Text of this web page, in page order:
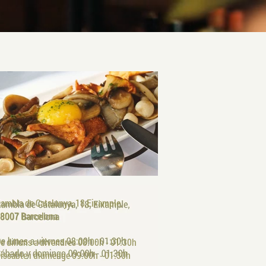
de Catalunya, 18,Eixample,
Barcelona
dilluns a divendres 08:00h - 01:30h
i diumenge 09:00h - 01:30h